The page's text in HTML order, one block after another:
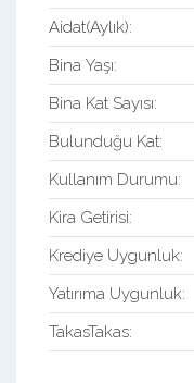
Aidat(Aylık):
Bina Yaşı:
Bina Kat Sayısı:
Bulunduğu Kat:
Kullanım Durumu:
Kira Getirisi:
Krediye Uygunluk:
Yatırıma Uygunluk:
TakasTakas: